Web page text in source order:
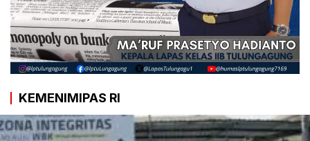
KEMENIMIPAS RI